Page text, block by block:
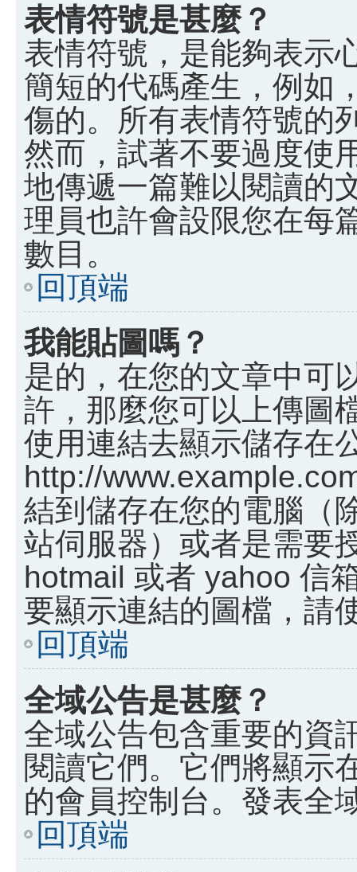
表情符號是甚麼？
表情符號，是能夠表示
簡短的代碼產生，例如
傷的。所有表情符號的
然而，試著不要過度使
地傳遞一篇難以閱讀的
理員也許會設限您在每
數目。
回頂端
我能貼圖嗎？
是的，在您的文章中可
許，那麼您可以上傳圖
使用連結去顯示儲存在
http://
結到儲存在您的電腦（
站伺服器）或者是需要
hotmail 或者 yahoo 信
要顯示連結的圖檔，請
回頂端
全域公告是甚麼？
全域公告包含重要的資
閱讀它們。它們將顯示
的會員控制台。發表全
回頂端